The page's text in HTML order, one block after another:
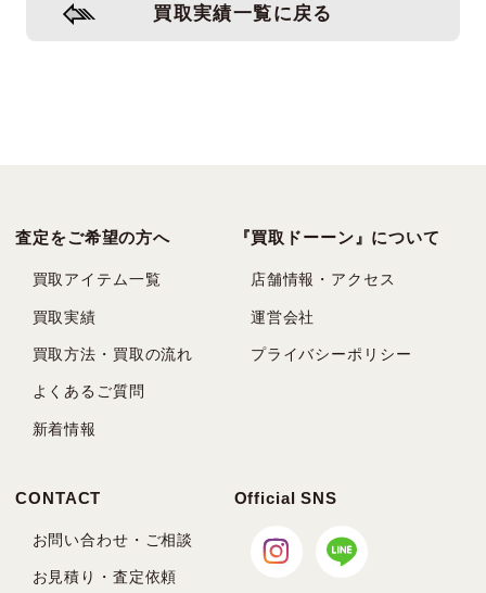
買取実績一覧に戻る
査定をご希望の方へ
買取アイテム一覧
買取実績
買取方法・買取の流れ
よくあるご質問
新着情報
『買取ドーーン』について
店舗情報・アクセス
運営会社
プライバシーポリシー
CONTACT
お問い合わせ・ご相談
お見積り・査定依頼
Official SNS